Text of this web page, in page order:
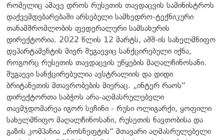
რომელიც ამავე დროს რუსეთის თავდაცვის სამინისტროს
დაქვემდებარებაში არსებული სამხედრო-ტექნიკური
თანამშრომლობის ფედერალური სამსახურის
დირექტორია. 2022 წლის 12 მარტს, აშშ-ის სახელმწიფო
დეპარტამენტის მიერ შუგაევიც სანქცირებული იქნა,
როგორც რუსეთის თავდაცვის უწყების მაღალჩინოსანი.
შუგაევი სანქცირებულია ავსტრალიის და დიდი
ბრიტანეთის მთავრობების მიერაც. „ინტერ რაოს“
დირექტორთა საბჭოს არა-აღმასრულებელი
თავმჯდომარეა იგორ სეჩინი - რუსი ოლიგარქი, ყოფილი
სახელმწიფო მაღალჩინოსანი, რუსეთის ნავთობისა და
გაზის კომპანია „როსნეფტის“ მთავარი აღმასრულებელი